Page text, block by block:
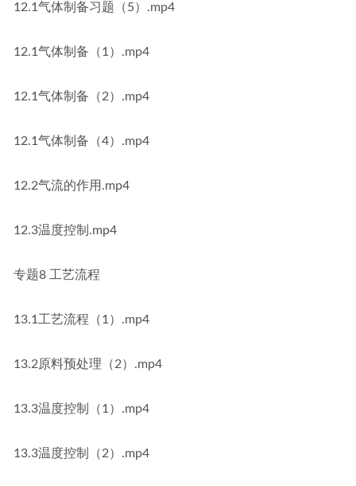
12.1气体制备习题（5）.mp4
12.1气体制备（1）.mp4
12.1气体制备（2）.mp4
12.1气体制备（4）.mp4
12.2气流的作用.mp4
12.3温度控制.mp4
专题8 工艺流程
13.1工艺流程（1）.mp4
13.2原料预处理（2）.mp4
13.3温度控制（1）.mp4
13.3温度控制（2）.mp4